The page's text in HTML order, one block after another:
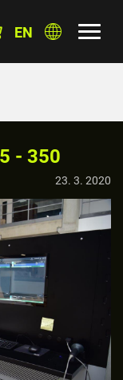
EN
- 350
23. 3. 2020